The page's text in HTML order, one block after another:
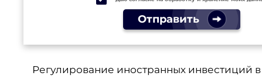
Отправить
Регулирование иностранных инвестиций в